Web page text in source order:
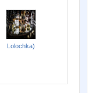
Lolochka)